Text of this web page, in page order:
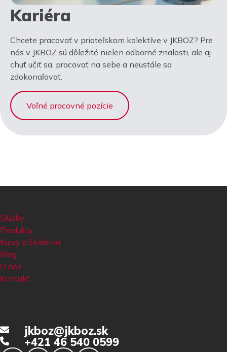
Kariéra
Chcete pracovať v priateľskom kolektíve v JKBOZ? Pre
nás v JKBOZ sú dôležité nielen odborné znalosti, ale aj
chuť učiť sa, pracovať na sebe a neustále sa
zdokonaľovať.
Voľné pracovné pozície
Služby
Produkty
Kurzy a školenia
Blog
O nás
Kontakt
jkboz@jkboz.sk
+421 46 540 0599